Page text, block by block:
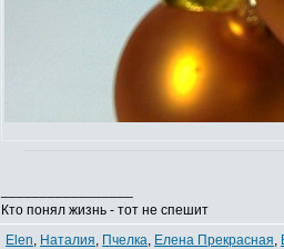
Кто понял жизнь - тот не спешит
Elen, Наталия, Пчелка, Елена Прекрасная,